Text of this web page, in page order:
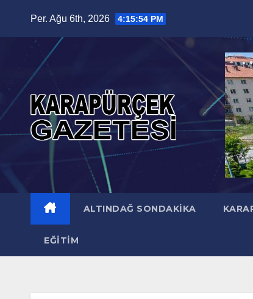
Per. Ağu 6th, 2026 4:15:55 PM
ALTINDAĞ SONDAKIKA
EĞITIM